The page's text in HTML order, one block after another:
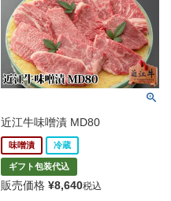
近江牛味噌漬 MD80
味噌漬 冷蔵
ギフト包装代込
販売価格 ¥8,640税込